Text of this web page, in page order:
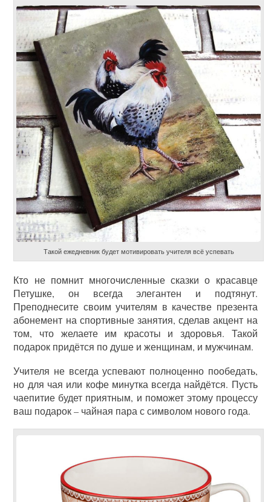
Такой ежедневник будет мотивировать учителя всё успевать
Кто не помнит многочисленные сказки о красавце
Петушке, он всегда элегантен и подтянут.
Преподнесите своим учителям в качестве презента
абонемент на спортивные занятия, сделав акцент на
том, что желаете им красоты и здоровья. Такой
подарок придётся по душе и женщинам, и мужчинам.
Учителя не всегда успевают полноценно пообедать,
но для чая или кофе минутка всегда найдётся. Пусть
чаепитие будет приятным, и поможет этому процессу
ваш подарок – чайная пара с символом нового года.